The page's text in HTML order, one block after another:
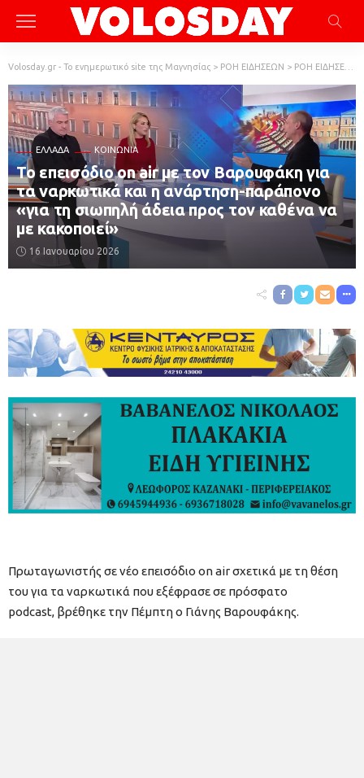
Volosday.gr - Το ενημερωτικό site της Μαγνησίας > ΡΟΗ ΕΙΔΗΣΕΩΝ > ΡΟΗ ΕΙΔΗΣΕΩΝ
ΕΛΛΆΔΑ ΚΟΙΝΩΝΙΑ
Το επεισόδιο on air με τον Βαρουφάκη για
τα ναρκωτικά και η ανάρτηση-παράπονο
«για τη σιωπηλή άδεια προς τον καθένα να
με κακοποιεί»
16 Ιανουαρίου 2026
Πρωταγωνιστής σε νέο επεισόδιο on air σχετικά με τη θέση
του για τα ναρκωτικά που εξέφρασε σε πρόσφατο
podcast, βρέθηκε την Πέμπτη ο Γιάνης Βαρουφάκης.